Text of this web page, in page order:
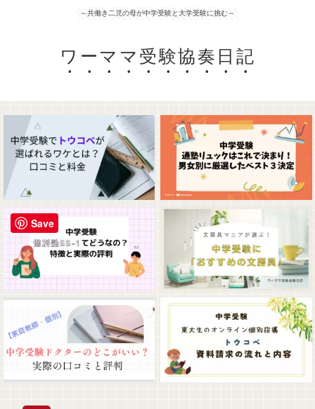
～共働き二児の母が中学受験と大学受験に挑む～
ワーママ受験協奏日記
Save